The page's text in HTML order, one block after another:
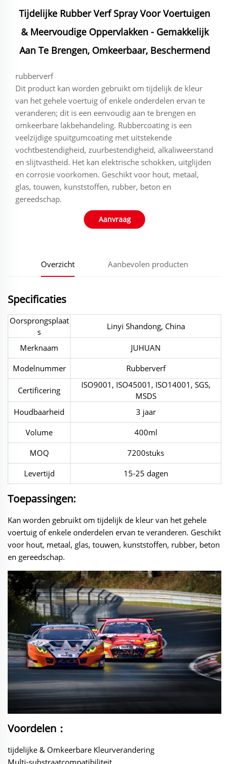
Tijdelijke Rubber Verf Spray Voor Voertuigen
& Meervoudige Oppervlakken - Gemakkelijk
Aan Te Brengen, Omkeerbaar, Beschermend
rubberverf
Dit product kan worden gebruikt om tijdelijk de kleur
van het gehele voertuig of enkele onderdelen ervan te
veranderen; dit is een eenvoudig aan te brengen en
omkeerbare lakbehandeling. Rubbercoating is een
veelzijdige spuitgumcoating met uitstekende
vochtbestendigheid, zuurbestendigheid, alkaliweerstand
en slijtvastheid. Het kan elektrische schokken, uitglijden
en corrosie voorkomen. Geschikt voor hout, metaal,
glas, touwen, kunststoffen, rubber, beton en
gereedschap.
Aanvraag
Overzicht Aanbevolen producten
Specificaties
Oorsprongsplaat
s
Linyi Shandong, China
Merknaam
JUHUAN
Modelnummer
Rubberverf
Certificering
ISO9001, ISO45001, ISO14001, SGS,
MSDS
Houdbaarheid
3 jaar
Volume
400ml
MOQ
7200stuks
Levertijd
15-25 dagen
Toepassingen:
Kan worden gebruikt om tijdelijk de kleur van het gehele
voertuig of enkele onderdelen ervan te veranderen. Geschikt
voor hout, metaal, glas, touwen, kunststoffen, rubber, beton
en gereedschap.
Voordelen：
tijdelijke & Omkeerbare Kleurverandering
Multi-substraatcompatibiliteit